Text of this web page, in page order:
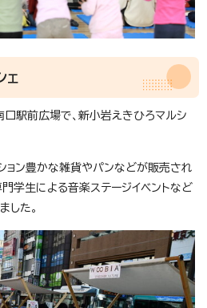
ェ
駅前広場で、新小岩えきひろマルシ
ョン豊かな雑貨やパンなどが販売され
門学生による音楽ステージイベントなど
した。